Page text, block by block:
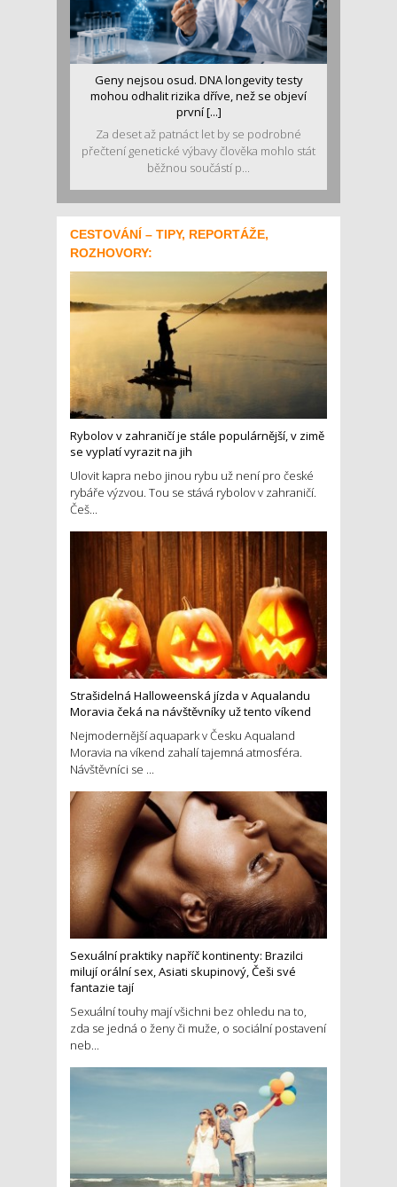
Geny nejsou osud. DNA longevity testy
mohou odhalit rizika dříve, než se objeví
první [...]
Za deset až patnáct let by se podrobné
přečtení genetické výbavy člověka mohlo stát
běžnou součástí p...
CESTOVÁNÍ – TIPY, REPORTÁŽE,
ROZHOVORY:
Rybolov v zahraničí je stále populárnější, v zimě
se vyplatí vyrazit na jih
Ulovit kapra nebo jinou rybu už není pro české
rybáře výzvou. Tou se stává rybolov v zahraničí.
Češ...
Strašidelná Halloweenská jízda v Aqualandu
Moravia čeká na návštěvníky už tento víkend
Nejmodernější aquapark v Česku Aqualand
Moravia na víkend zahalí tajemná atmosféra.
Návštěvníci se ...
Sexuální praktiky napříč kontinenty: Brazilci
milují orální sex, Asiati skupinový, Češi své
fantazie tají
Sexuální touhy mají všichni bez ohledu na to,
zda se jedná o ženy či muže, o sociální postavení
neb...